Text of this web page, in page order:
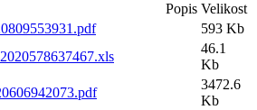
Popis Velikost
593 Kb
46.1
Kb
3472.6
Kb